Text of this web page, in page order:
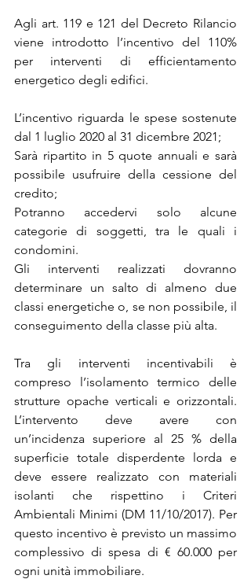
Agli art. 119 e 121 del Decreto Rilancio
viene introdotto l’incentivo del 110%
per interventi di efficientamento
energetico degli edifici.
L’incentivo riguarda le spese sostenute
dal 1 luglio 2020 al 31 dicembre 2021;
Sarà ripartito in 5 quote annuali e sarà
possibile usufruire della cessione del
credito;
Potranno accedervi solo alcune
categorie di soggetti, tra le quali i
condomini.
Gli interventi realizzati dovranno
determinare un salto di almeno due
classi energetiche o, se non possibile, il
conseguimento della classe più alta.
Tra gli interventi incentivabili è
compreso l’isolamento termico delle
strutture opache verticali e orizzontali.
L’intervento deve avere con
un’incidenza superiore al 25 % della
superficie totale disperdente lorda e
deve essere realizzato con materiali
isolanti che rispettino i Criteri
Ambientali Minimi (DM 11/10/2017). Per
questo incentivo è previsto un massimo
complessivo di spesa di € 60.000 per
ogni unità immobiliare.